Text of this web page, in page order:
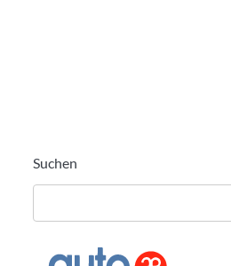
Suchen